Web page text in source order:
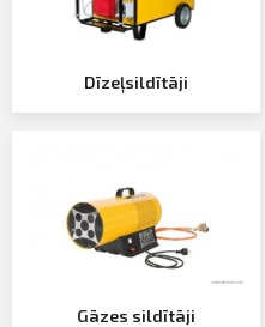
Dīzeļsildītāji
Gāzes sildītāji